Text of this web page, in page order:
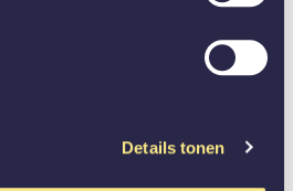
Details tonen